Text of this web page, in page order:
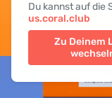
Du kannst auf die
us.coral.club
Zu Deinem